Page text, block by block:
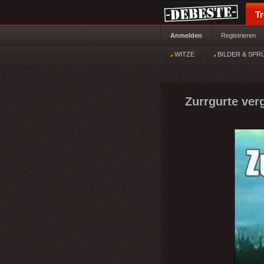
Anmelden Registrieren
WITZE BILDER &
Zurrgurte